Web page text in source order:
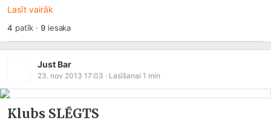
Lasīt vairāk
4 patīk ·9iesaka
Just Bar
23. nov 2013 17:03 · Lasīšanai 1 min
Klubs SLĒGTS